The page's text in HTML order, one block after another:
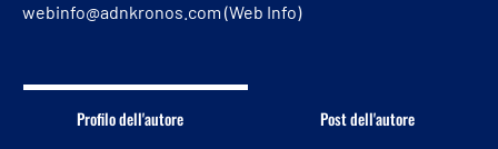
webinfo@adnkronos.com (Web Info)
Profilo dell'autore Post dell'autore